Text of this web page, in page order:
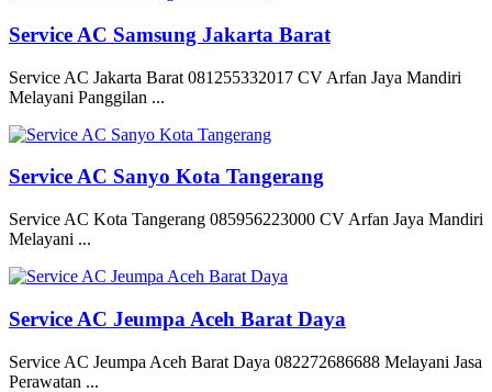
Service AC Samsung Jakarta Barat
Service AC Jakarta Barat 081255332017 CV Arfan Jaya Mandiri
Melayani Panggilan ...
Service AC Sanyo Kota Tangerang
Service AC Kota Tangerang 085956223000 CV Arfan Jaya Mandiri
Melayani ...
Service AC Jeumpa Aceh Barat Daya
Service AC Jeumpa Aceh Barat Daya 082272686688 Melayani Jasa
Perawatan ...